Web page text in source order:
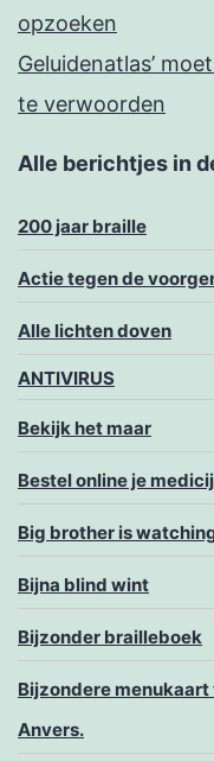
opzoeken
Geluidenatlas’
te verwoorden
Alle berichtjes in
200 jaar braille
Actie tegen de
Alle lichten doven
ANTIVIRUS
Bekijk het maar
Bestel online je
Big brother is
Bijna blind wint
Bijzonder brailleboek
Bijzondere
Anvers.